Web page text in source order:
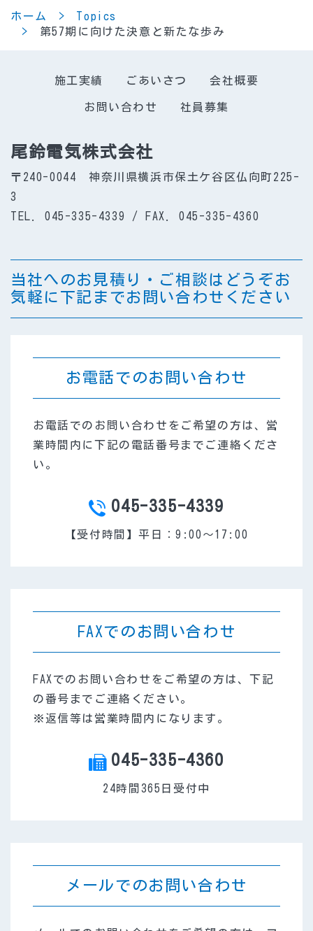
ホーム
Topics
第57期に向けた決意と新たな歩み
施工実績 ごあいさつ 会社概要
お問い合わせ 社員募集
尾鈴電気株式会社
〒240-0044 神奈川県横浜市保土ケ谷区仏向町225-
3
TEL. 045-335-4339 / FAX. 045-335-4360
当社へのお見積り・ご相談はどうぞお
気軽に下記までお問い合わせください
お電話でのお問い合わせ
お電話でのお問い合わせをご希望の方は、営
業時間内に下記の電話番号までご連絡くださ
い。
TEL
045-335-4339
【受付時間】平日：9:00～17:00
FAXでのお問い合わせ
FAXでのお問い合わせをご希望の方は、下記
の番号までご連絡ください。
※返信等は営業時間内になります。
FAX
045-335-4360
24時間365日受付中
メールでのお問い合わせ